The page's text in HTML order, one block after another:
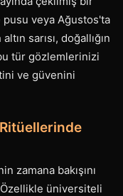
veya Ağustos'ta
sarısı, doğallığın
tür gözlemlerinizi
ve güvenini
zamana bakışını
üniversiteli